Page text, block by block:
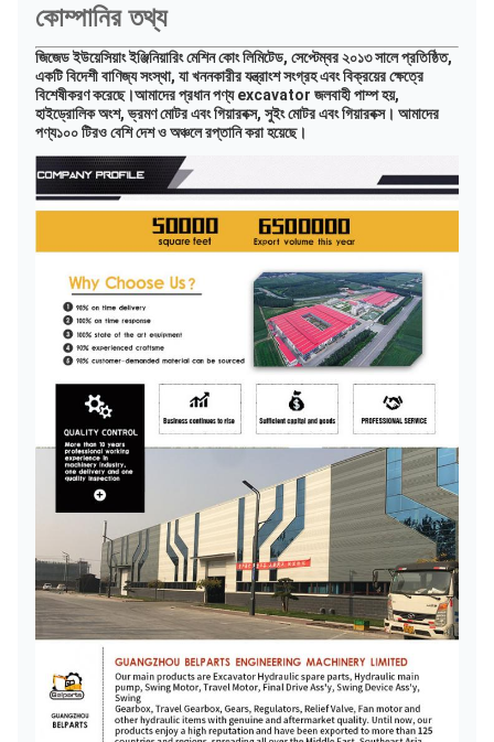
কোম্পানির তথ্য
জিজেড ইউয়েসিয়াং ইঞ্জিনিয়ারিং মেশিন কোং লিমিটেড, সেপ্টেম্বর ২০১৩ সালে প্রতিষ্ঠিত,
একটি বিদেশী বাণিজ্য সংস্থা, যা খননকারীর যন্ত্রাংশ সংগ্রহ এবং বিক্রয়ের ক্ষেত্রে
বিশেষীকরণ করেছে।আমাদের প্রধান পণ্য excavator জলবাহী পাম্প হয়,
হাইড্রোলিক অংশ, ভ্রমণ মোটর এবং গিয়ারবক্স, সুইং মোটর এবং গিয়ারবক্স। আমাদের
পণ্য১০০ টিরও বেশি দেশ ও অঞ্চলে রপ্তানি করা হয়েছে।